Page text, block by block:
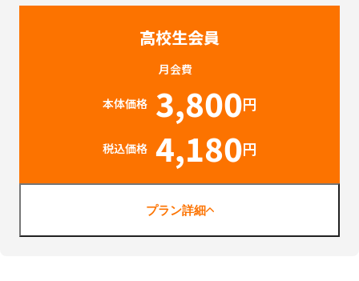
高校生会員
月会費
本体価格 3,800円
税込価格 4,180円
プラン詳細